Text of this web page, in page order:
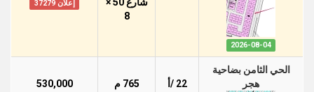
2026-08-04
8
إعلان 37279
الحي الثامن بضاحية
هجر
22 /أ
765 م
530,000